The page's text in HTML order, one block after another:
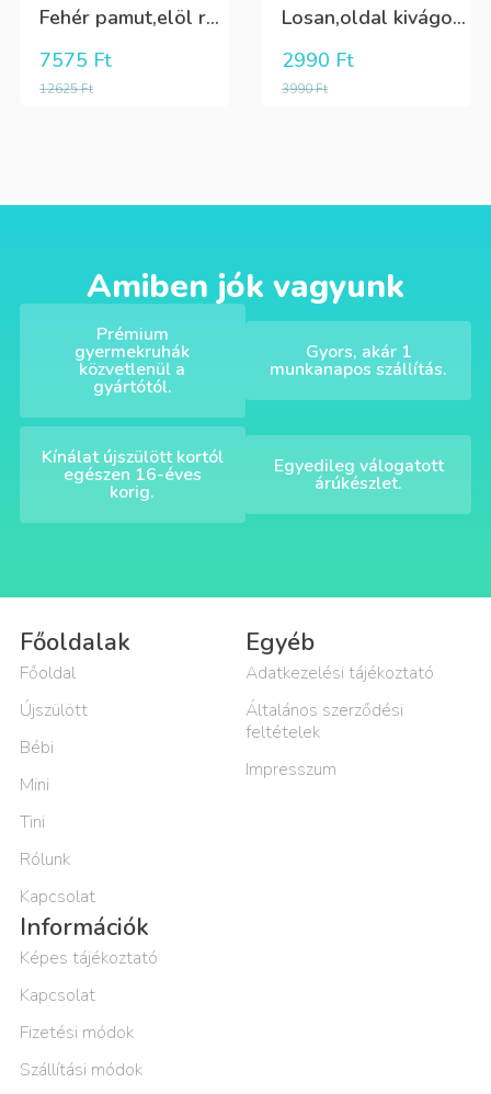
Fehér pamut,elöl rátűzött virággal,vállon és a szoknya része pöttyös tüll,egybe ruha
12625Ft
7575 Ft
Losan,oldal kivágott,alul passzés rövid lány trikó,póló
3990Ft
2990 Ft
Amiben jók vagyunk
Prémium
gyermekruhák
közvetlenül a
gyártótól.
Gyors, akár 1
munkanapos szállítás.
Kínálat újszülött kortól
egészen 16-éves
korig.
Egyedileg válogatott
árúkészlet.
Főoldalak
Főoldal
Újszülött
Bébi
Mini
Tini
Rólunk
Kapcsolat
Egyéb
Adatkezelési tájékoztató
Általános szerződési
feltételek
Impresszum
Információk
Képes tájékoztató
Kapcsolat
Fizetési módok
Szállítási módok